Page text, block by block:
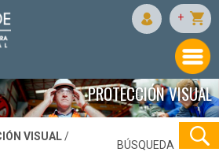
+
PROTECCIÓN VISUAL
VISUAL/
BÚSQUEDA